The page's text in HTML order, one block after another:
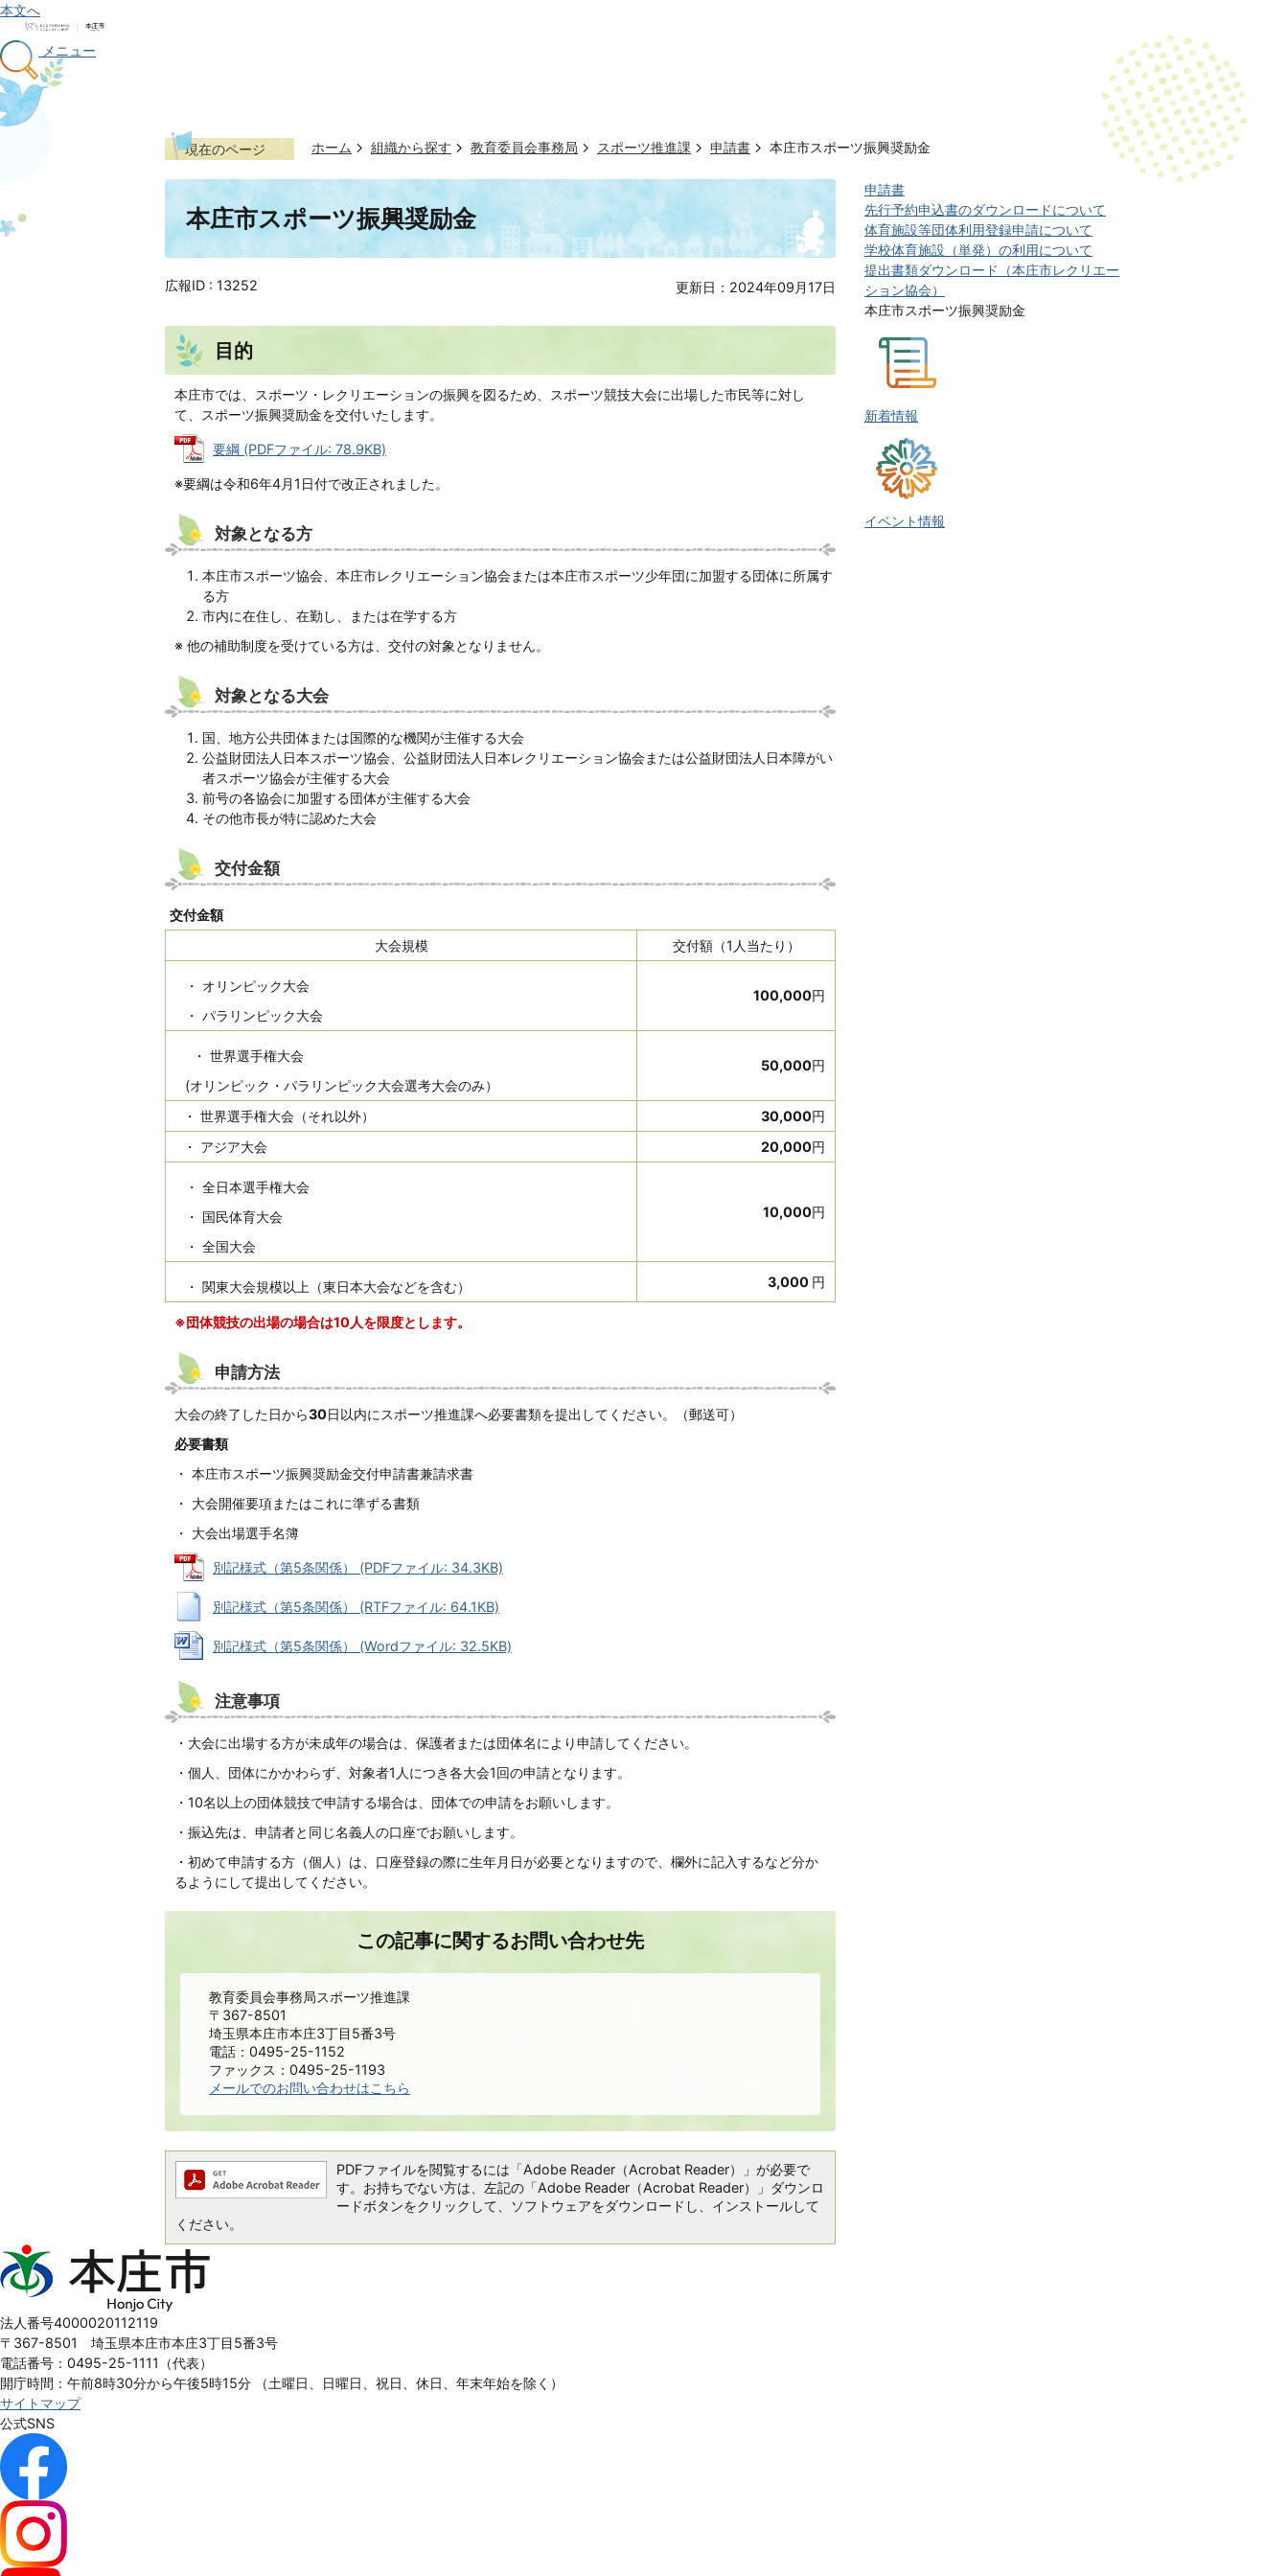
本文へ
メニュー
現在のページ ホーム 組織から探す 教育委員会事務局 スポーツ推進課 申請書 本庄市スポーツ振興奨励金
本庄市スポーツ振興奨励金
更新日：2024年09月17日
広報ID : 13252
目的
本庄市では、スポーツ・レクリエーションの振興を図るため、スポーツ競技大会に出場した市民等に対し
て、スポーツ振興奨励金を交付いたします。
要綱 (PDFファイル: 78.9KB)
※要綱は令和6年4月1日付で改正されました。
対象となる方
本庄市スポーツ協会、本庄市レクリエーション協会または本庄市スポーツ少年団に加盟する団体に所属す
る方
市内に在住し、在勤し、または在学する方
※ 他の補助制度を受けている方は、交付の対象となりません。
対象となる大会
国、地方公共団体または国際的な機関が主催する大会
公益財団法人日本スポーツ協会、公益財団法人日本レクリエーション協会または公益財団法人日本障がい
者スポーツ協会が主催する大会
前号の各協会に加盟する団体が主催する大会
その他市長が特に認めた大会
交付金額
交付金額
大会規模
交付額（1人当たり）
・ オリンピック大会
・ パラリンピック大会
100,000円
・ 世界選手権大会
(オリンピック・パラリンピック大会選考大会のみ）
50,000円
・ 世界選手権大会（それ以外） 30,000円
・ アジア大会
20,000円
・ 全日本選手権大会
・ 国民体育大会
・ 全国大会
10,000円
・ 関東大会規模以上（東日本大会などを含む） 3,000 円
※団体競技の出場の場合は10人を限度とします。
申請方法
大会の終了した日から30日以内にスポーツ推進課へ必要書類を提出してください。（郵送可）
必要書類
・ 本庄市スポーツ振興奨励金交付申請書兼請求書
・ 大会開催要項またはこれに準ずる書類
・ 大会出場選手名簿
別記様式（第5条関係） (PDFファイル: 34.3KB)
別記様式（第5条関係） (RTFファイル: 64.1KB)
別記様式（第5条関係） (Wordファイル: 32.5KB)
注意事項
・大会に出場する方が未成年の場合は、保護者または団体名により申請してください。
・個人、団体にかかわらず、対象者1人につき各大会1回の申請となります。
・10名以上の団体競技で申請する場合は、団体での申請をお願いします。
・振込先は、申請者と同じ名義人の口座でお願いします。
・初めて申請する方（個人）は、口座登録の際に生年月日が必要となりますので、欄外に記入するなど分か
るようにして提出してください。
この記事に関するお問い合わせ先
教育委員会事務局スポーツ推進課
〒367-8501
埼玉県本庄市本庄3丁目5番3号
電話：0495-25-1152
ファックス：0495-25-1193
メールでのお問い合わせはこちら
PDFファイルを閲覧するには「Adobe Reader（Acrobat Reader）」が必要で
す。お持ちでない方は、左記の「Adobe Reader（Acrobat Reader）」ダウンロ
ードボタンをクリックして、ソフトウェアをダウンロードし、インストールして
ください。
申請書
先行予約申込書のダウンロードについて
体育施設等団体利用登録申請について
学校体育施設（単発）の利用について
提出書類ダウンロード（本庄市レクリエー
ション協会）
本庄市スポーツ振興奨励金
新着情報
イベント情報
本
庄
Honjo
City
法人番号4000020112119
〒367-8501 埼玉県本庄市本庄3丁目5番3号
電話番号：0495-25-1111（代表）
開庁時間：午前8時30分から午後5時15分
（土曜日、日曜日、祝日、休日、年末年始を除く）
サイトマップ
公式SNS